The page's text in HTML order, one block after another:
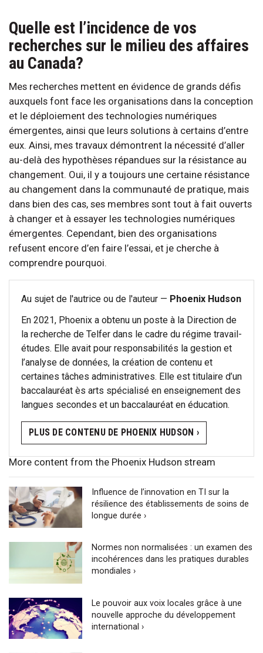
Quelle est l’incidence de vos
recherches sur le milieu des affaires
au Canada?
Mes recherches mettent en évidence de grands défis
auxquels font face les organisations dans la conception
et le déploiement des technologies numériques
émergentes, ainsi que leurs solutions à certains d’entre
eux. Ainsi, mes travaux démontrent la nécessité d’aller
au-delà des hypothèses répandues sur la résistance au
changement. Oui, il y a toujours une certaine résistance
au changement dans la communauté de pratique, mais
dans bien des cas, ses membres sont tout à fait ouverts
à changer et à essayer les technologies numériques
émergentes. Cependant, bien des organisations
refusent encore d’en faire l’essai, et je cherche à
comprendre pourquoi.
Au sujet de l'autrice ou de l'auteur — Phoenix Hudson
En 2021, Phoenix a obtenu un poste à la Direction de
la recherche de Telfer dans le cadre du régime travail-
études. Elle avait pour responsabilités la gestion et
l’analyse de données, la création de contenu et
certaines tâches administratives. Elle est titulaire d’un
baccalauréat ès arts spécialisé en enseignement des
langues secondes et un baccalauréat en éducation.
PLUS DE CONTENU DE PHOENIX HUDSON ›
More content from the Phoenix Hudson stream
Influence de l’innovation en TI sur la
résilience des établissements de soins de
longue durée ›
Normes non normalisées : un examen des
incohérences dans les pratiques durables
mondiales ›
Le pouvoir aux voix locales grâce à une
nouvelle approche du développement
international ›